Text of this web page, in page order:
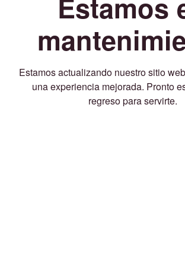
Estamos actualizando nuestro sitio
una experiencia mejorada. Pronto
regreso para servirte.